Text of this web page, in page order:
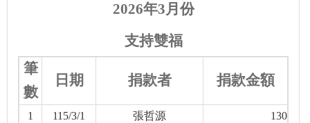
2026年3月份
支持雙福
筆
數
日期 捐款者 捐款金額
1 115/3/1 張哲源
130